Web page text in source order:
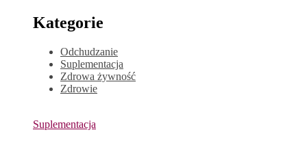
Kategorie
Odchudzanie
Suplementacja
Zdrowa żywność
Zdrowie
Suplementacja